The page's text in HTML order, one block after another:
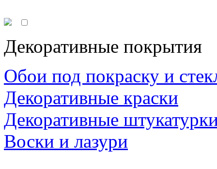
Декоративные покрытия
Обои под покраску и
Декоративные краски
Декоративные
Воски и лазури